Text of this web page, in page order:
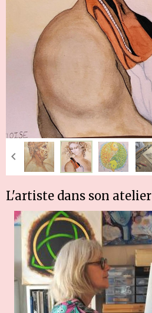
L'artiste dans son atelier